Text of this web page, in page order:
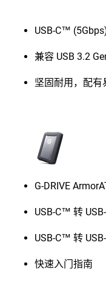
USB-C™
兼容 USB 3.2
坚固耐用，配
G-DRIVE
USB-C™ 转
USB-C™ 转
快速入门指南